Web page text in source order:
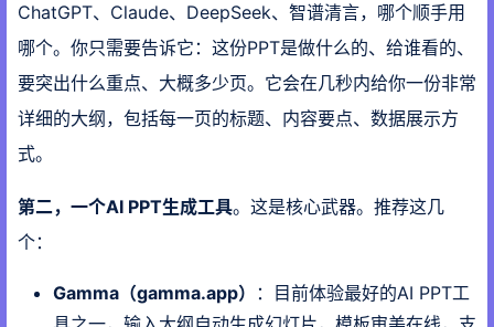
ChatGPT、Claude、DeepSeek、智谱清言，哪个顺手用
哪个。你只需要告诉它：这份PPT是做什么的、给谁看的、
要突出什么重点、大概多少页。它会在几秒内给你一份非常
详细的大纲，包括每一页的标题、内容要点、数据展示方
式。
第二，一个AI PPT生成工具。这是核心武器。推荐这几
个：
Gamma（gamma.app）
：目前体验最好的AI PPT工